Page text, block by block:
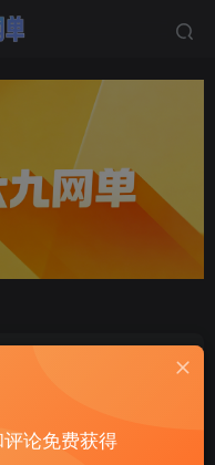
级真女鬼剑单机版
级副本
关注
论免费获得